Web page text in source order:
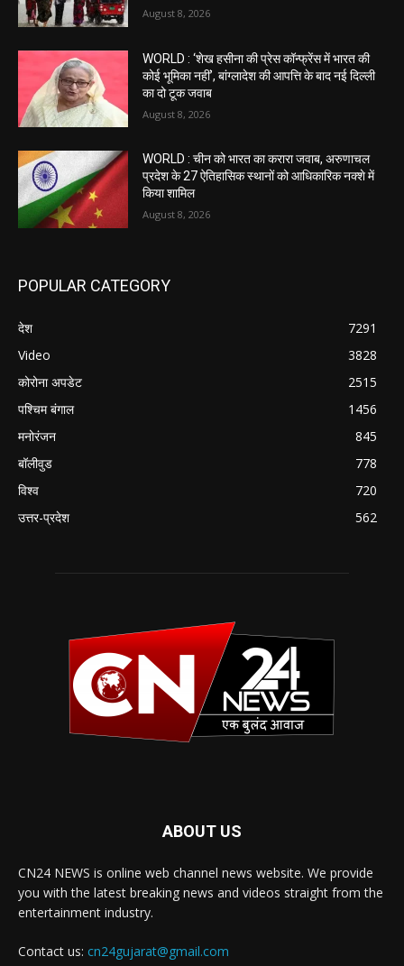
August 8, 2026
WORLD : ‘शेख हसीना की प्रेस कॉन्फ्रेंस में भारत की
कोई भूमिका नहीं’, बांग्लादेश की आपत्ति के बाद नई दिल्ली
का दो टूक जवाब
August 8, 2026
WORLD : चीन को भारत का करारा जवाब, अरुणाचल
प्रदेश के 27 ऐतिहासिक स्थानों को आधिकारिक नक्शे में
किया शामिल
August 8, 2026
POPULAR CATEGORY
देश
7291
Video
3828
कोरोना अपडेट
2515
पश्चिम बंगाल
1456
मनोरंजन
845
बॉलीवुड
778
विश्व
720
उत्तर-प्रदेश
562
ABOUT US
CN24 NEWS is online web channel news website. We provide
you with the latest breaking news and videos straight from the
entertainment industry.
Contact us: cn24gujarat@gmail.com